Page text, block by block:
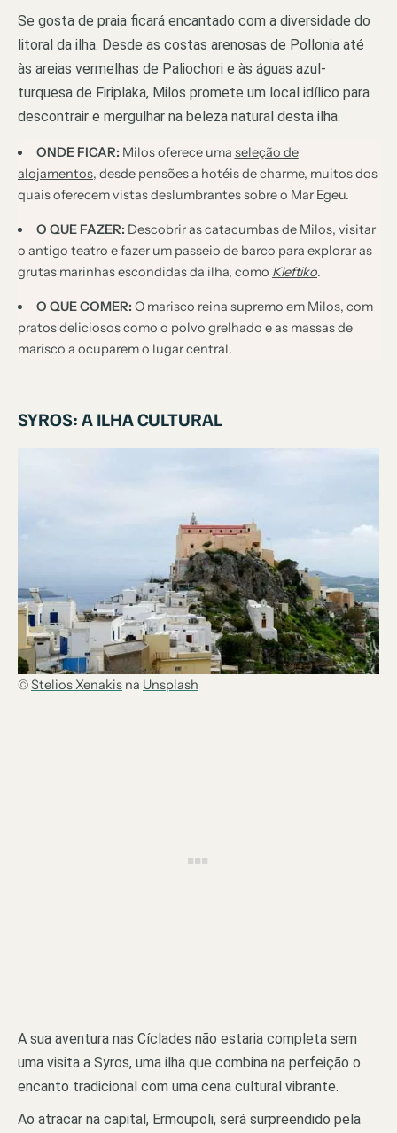
Se gosta de praia ficará encantado com a diversidade do
litoral da ilha. Desde as costas arenosas de Pollonia até
às areias vermelhas de Paliochori e às águas azul-
turquesa de Firiplaka, Milos promete um local idílico para
descontrair e mergulhar na beleza natural desta ilha.
ONDE FICAR: Milos oferece uma seleção de
alojamentos, desde pensões a hotéis de charme, muitos dos
quais oferecem vistas deslumbrantes sobre o Mar Egeu.
O QUE FAZER: Descobrir as catacumbas de Milos, visitar
o antigo teatro e fazer um passeio de barco para explorar as
grutas marinhas escondidas da ilha, como Kleftiko.
O QUE COMER: O marisco reina supremo em Milos, com
pratos deliciosos como o polvo grelhado e as massas de
marisco a ocuparem o lugar central.
SYROS: A ILHA CULTURAL
©Stelios Xenakis na Unsplash
A sua aventura nas Cíclades não estaria completa sem
uma visita a Syros, uma ilha que combina na perfeição o
encanto tradicional com uma cena cultural vibrante.
Ao atracar na capital, Ermoupoli, será surpreendido pela